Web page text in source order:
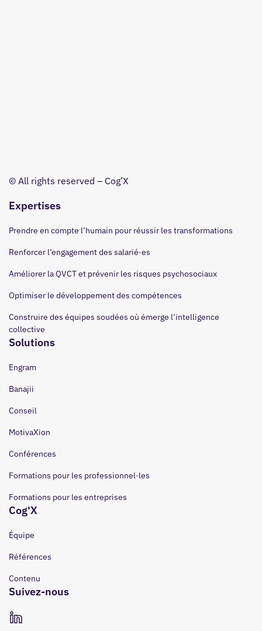
© All rights reserved – Cog’X
Expertises
Prendre en compte l’humain pour réussir les transformations
Renforcer l’engagement des salarié·es
Améliorer la QVCT et prévenir les risques psychosociaux
Optimiser le développement des compétences
Construire des équipes soudées où émerge l’intelligence
collective
Solutions
Engram
Banajii
Conseil
MotivaXion
Conférences
Formations pour les professionnel·les
Formations pour les entreprises
Cog'X
Équipe
Références
Contenu
Suivez-nous